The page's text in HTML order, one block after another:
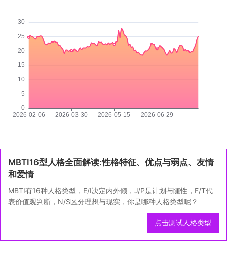
MBTI16型人格全面解读:性格特征、优点与弱点、友情
和爱情
MBTI有16种人格类型，E/I决定内外倾，J/P是计划与随性，F/T代
表价值观判断，N/S区分理想与现实，你是哪种人格类型呢？
点击测试人格类型